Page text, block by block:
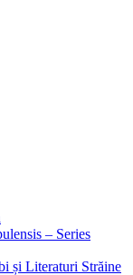
– Series
și Literaturi Străine